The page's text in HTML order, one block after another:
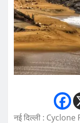
नई दिल्ली : Cyclone